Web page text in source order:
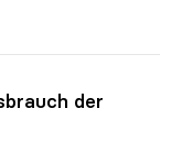
statt
der